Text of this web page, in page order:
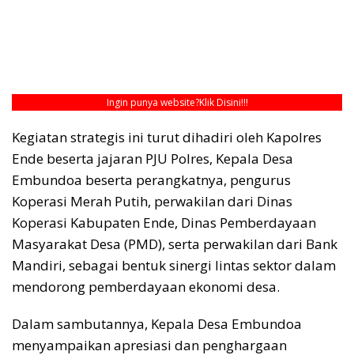
Ingin punya website?Klik Disini!!!
Kegiatan strategis ini turut dihadiri oleh Kapolres
Ende beserta jajaran PJU Polres, Kepala Desa
Embundoa beserta perangkatnya, pengurus
Koperasi Merah Putih, perwakilan dari Dinas
Koperasi Kabupaten Ende, Dinas Pemberdayaan
Masyarakat Desa (PMD), serta perwakilan dari Bank
Mandiri, sebagai bentuk sinergi lintas sektor dalam
mendorong pemberdayaan ekonomi desa.
Dalam sambutannya, Kepala Desa Embundoa
menyampaikan apresiasi dan penghargaan